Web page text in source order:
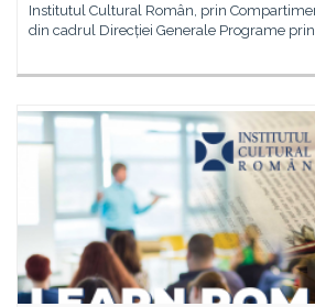
Institutul Cultural Român, prin
din cadrul Direcției Generale Programe